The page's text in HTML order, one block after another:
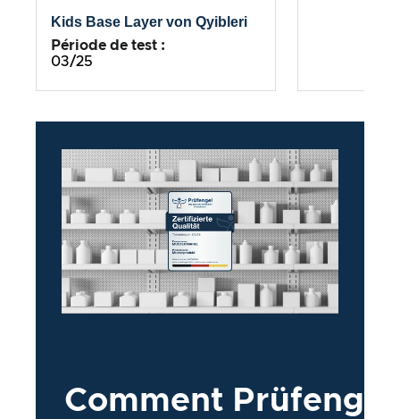
Kids Base Layer von Qyibleri
Période de test :
03/25
Comment Prüfengel